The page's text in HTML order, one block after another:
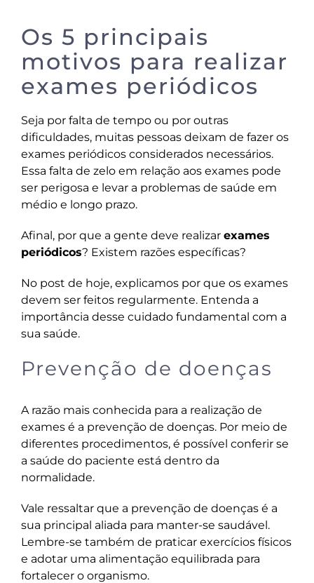
Os 5 principais
motivos para realizar
exames periódicos
Seja por falta de tempo ou por outras
dificuldades, muitas pessoas deixam de fazer os
exames periódicos considerados necessários.
Essa falta de zelo em relação aos exames pode
ser perigosa e levar a problemas de saúde em
médio e longo prazo.
Afinal, por que a gente deve realizar exames
periódicos? Existem razões específicas?
No post de hoje, explicamos por que os exames
devem ser feitos regularmente. Entenda a
importância desse cuidado fundamental com a
sua saúde.
Prevenção de doenças
A razão mais conhecida para a realização de
exames é a prevenção de doenças. Por meio de
diferentes procedimentos, é possível conferir se
a saúde do paciente está dentro da
normalidade.
Vale ressaltar que a prevenção de doenças é a
sua principal aliada para manter-se saudável.
Lembre-se também de praticar exercícios físicos
e adotar uma alimentação equilibrada para
fortalecer o organismo.